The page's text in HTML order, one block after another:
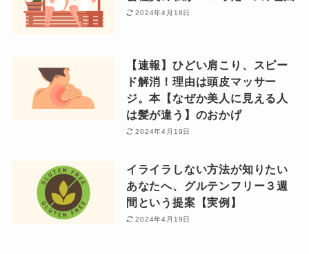
2024年4月18日
【速報】ひどい肩こり、スピー
ド解消！理由は頭皮マッサー
ジ。本【なぜか美人に見える人
は髪が違う】のおかげ
2024年4月19日
イライラしない方法が知りたい
あなたへ、グルテンフリー３週
間という提案【実例】
2024年4月19日